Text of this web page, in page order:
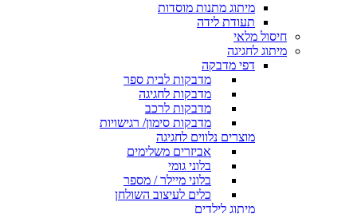
מיתוג מתנות מוסדות
תעודת לידה
חיסול מלאי
מיתוג לחגיגה
דפי מדבקה
מדבקות לבית ספר
מדבקות לחגיגה
מדבקות לרכב
מדבקות סימון/ רגישויות
מוצרים נלווים לחגיגה
אביזרים משלימים
בלוני גומי
בלוני מיילר / מספר
כלים לעיצוב השולחן
מיתוג לילדים